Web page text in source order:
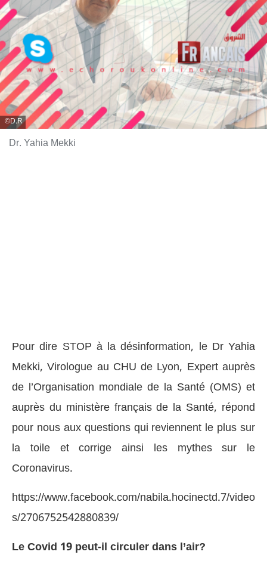
D.R
Dr. Yahia Mekki
Pour dire STOP à la désinformation, le Dr Yahia
Mekki, Virologue au CHU de Lyon, Expert auprès
de l’Organisation mondiale de la Santé (OMS) et
auprès du ministère français de la Santé, répond
pour nous aux questions qui reviennent le plus sur
la toile et corrige ainsi les mythes sur le
Coronavirus.
https://www.facebook.com/nabila.hocinectd.7/video
s/2706752542880839/
Le Covid 19 peut-il circuler dans l’air?